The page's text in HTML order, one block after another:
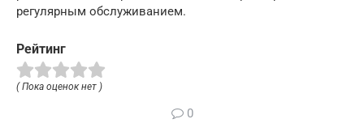
регулярным обслуживанием.
Рейтинг
( Пока оценок нет )
0